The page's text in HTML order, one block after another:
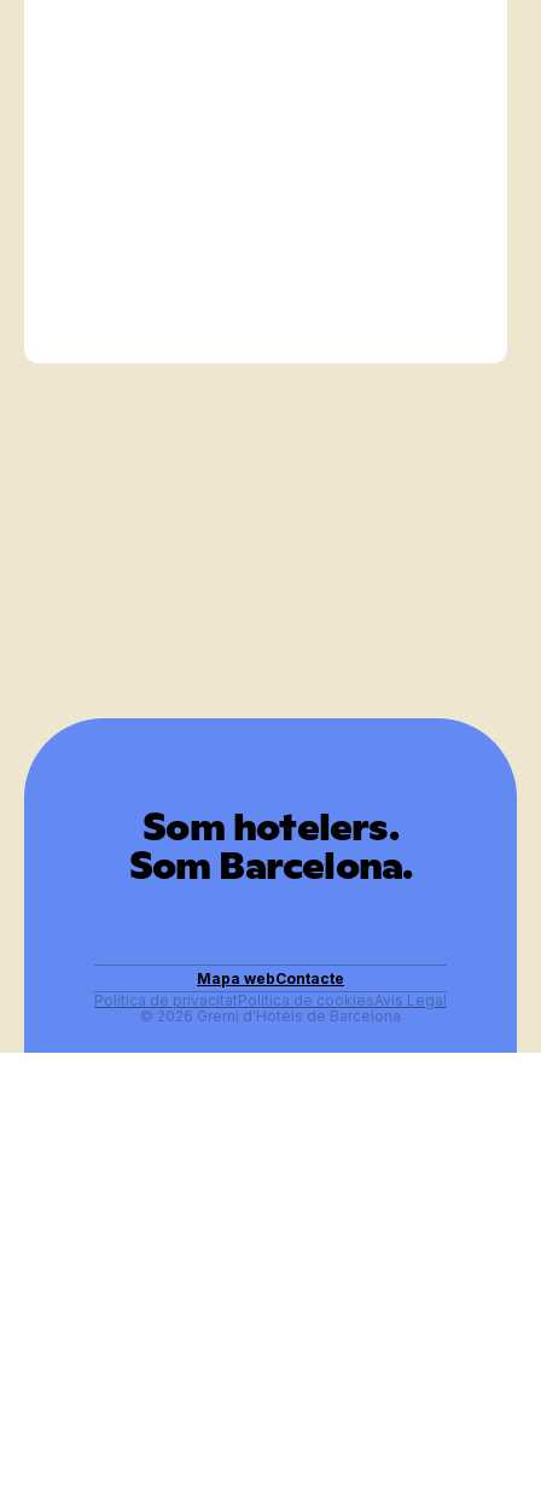
Som hotelers.
Som Barcelona.
Mapa webContacte
Política de privacitatPolítica de cookiesAvis Legal
© 2026 Gremi d'Hotels de Barcelona